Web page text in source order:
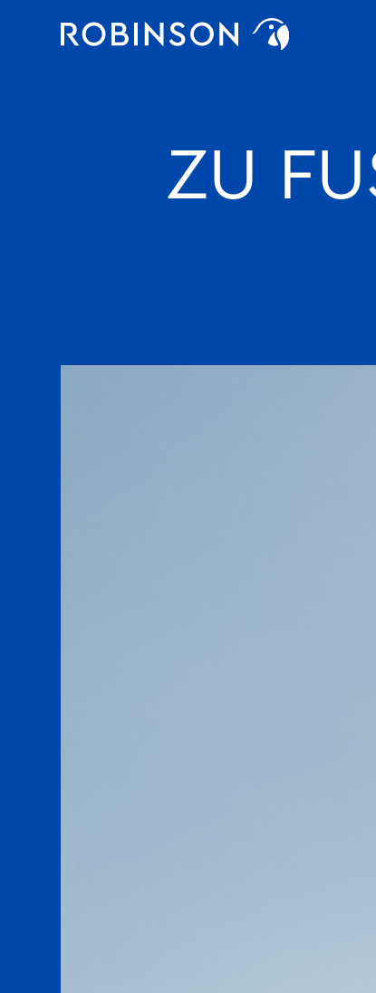
Favoriten
ZU